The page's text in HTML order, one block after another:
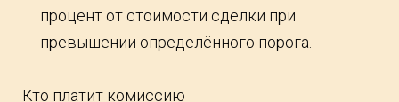
процент от стоимости сделки при
превышении определённого порога.
Кто платит комиссию